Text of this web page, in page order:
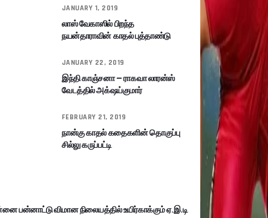
JANUARY 1, 2019
லாஸ் வேகாஸில் பிறந்த
நயன்தாராவின் காதல் புத்தாண்டு
JANUARY 22, 2019
இந்தி காஞ்சனா – ராகவா லாரன்ஸ்
வேடத்தில் அக்‌ஷய்குமார்
FEBRUARY 21, 2019
நான்கு காதல் கதைகளின் தொகுப்பு
சில்லு கருப்பட்டி
பன்னாட்டு விமான நிலையத்தில் உயிர்காக்கும் ஏ.இ.டி